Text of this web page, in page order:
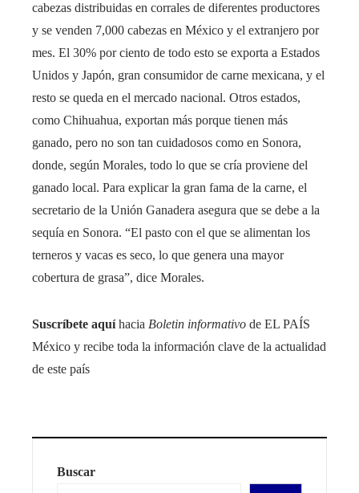
cabezas distribuidas en corrales de diferentes productores
y se venden 7,000 cabezas en México y el extranjero por
mes. El 30% por ciento de todo esto se exporta a Estados
Unidos y Japón, gran consumidor de carne mexicana, y el
resto se queda en el mercado nacional. Otros estados,
como Chihuahua, exportan más porque tienen más
ganado, pero no son tan cuidadosos como en Sonora,
donde, según Morales, todo lo que se cría proviene del
ganado local. Para explicar la gran fama de la carne, el
secretario de la Unión Ganadera asegura que se debe a la
sequía en Sonora. “El pasto con el que se alimentan los
terneros y vacas es seco, lo que genera una mayor
cobertura de grasa”, dice Morales.
Suscríbete aquí hacia Boletin informativo de EL PAÍS
México y recibe toda la información clave de la actualidad
de este país
Buscar